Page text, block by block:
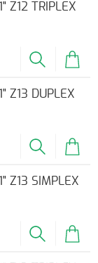
Z12 TRIPLEX
Z13 DUPLEX
Z13 SIMPLEX